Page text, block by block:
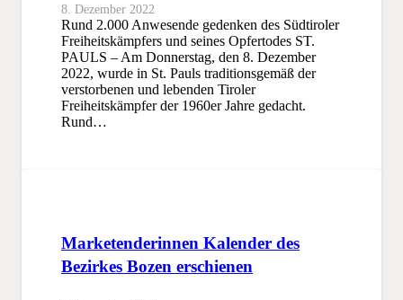
8. Dezember 2022
Rund 2.000 Anwesende gedenken des Südtiroler
Freiheitskämpfers und seines Opfertodes ST.
PAULS – Am Donnerstag, den 8. Dezember
2022, wurde in St. Pauls traditionsgemäß der
verstorbenen und lebenden Tiroler
Freiheitskämpfer der 1960er Jahre gedacht.
Rund…
Marketenderinnen Kalender des
Bezirkes Bozen erschienen